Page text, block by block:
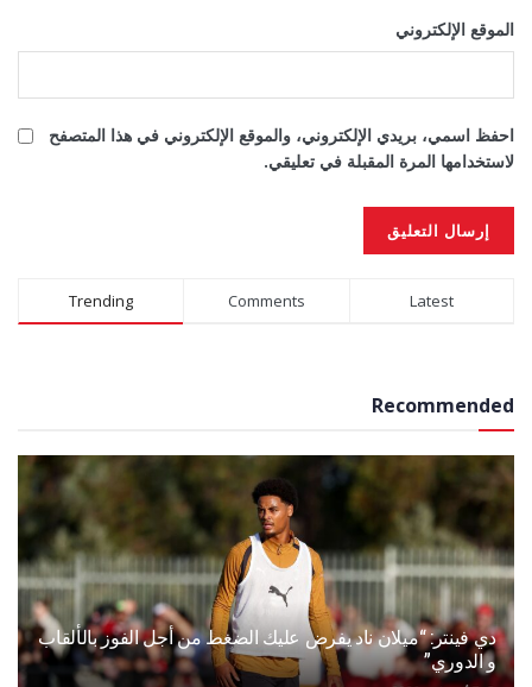
الموقع الإلكتروني
احفظ اسمي، بريدي الإلكتروني، والموقع الإلكتروني في هذا المتصفح
لاستخدامها المرة المقبلة في تعليقي.
Alternative:
Trending Comments Latest
Recommended
دي فينتر: “ميلان ناد يفرض عليك الضغط من أجل الفوز بالألقاب
و الدوري”